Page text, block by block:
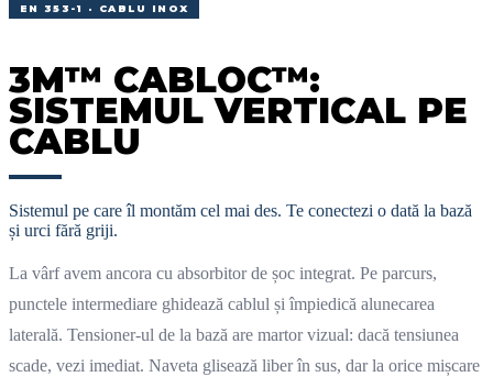
EN 353-1 · CABLU INOX
3M™ CABLOC™:
SISTEMUL VERTICAL PE
CABLU
Sistemul pe care îl montăm cel mai des. Te conectezi o dată la bază
și urci fără griji.
La vârf avem ancora cu absorbitor de șoc integrat. Pe parcurs,
punctele intermediare ghidează cablul și împiedică alunecarea
laterală. Tensioner-ul de la bază are martor vizual: dacă tensiunea
scade, vezi imediat. Naveta glisează liber în sus, dar la orice mișcare